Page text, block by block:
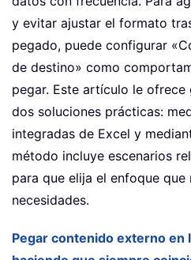
y evitar ajustar el formato
pegado, puede configurar
de destino» como
pegar. Este artículo le ofrece
dos soluciones prácticas:
integradas de Excel y
método incluye escenarios
para que elija el enfoque
necesidades.
Pegar contenido externo en